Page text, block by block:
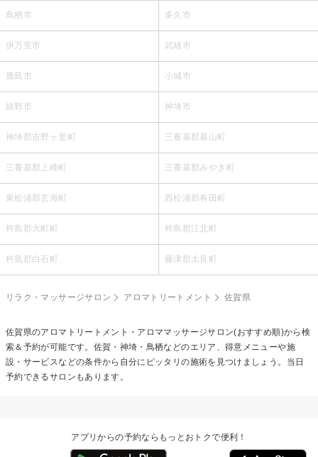
鳥栖市 多久市
伊万里市 武雄市
鹿島市 小城市
嬉野市 神埼市
神埼郡吉野ヶ里町 三養基郡基山町
三養基郡上峰町 三養基郡みやき町
東松浦郡玄海町 西松浦郡有田町
杵島郡大町町 杵島郡江北町
杵島郡白石町 藤津郡太良町
リラク・マッサージサロン アロマトリートメント 佐賀県
佐賀県のアロマトリートメント・アロママッサージサロン(おすすめ順)から検
索＆予約が可能です。佐賀・神埼・鳥栖などのエリア、得意メニューや施
設・サービスなどの条件から自分にピッタリの施術を見つけましょう。当日
予約できるサロンもあります。
アプリからの予約ならもっとおトクで便利！